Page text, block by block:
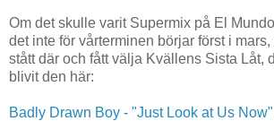
Om det skulle varit Supermix på El
det inte för vårterminen börjar först i
stått där och fått välja Kvällens Sista Låt,
blivit den här:
Badly Drawn Boy - "Just Look at Us